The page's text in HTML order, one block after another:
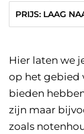
Hier laten we
op het gebied
bieden
zijn maar
zoals